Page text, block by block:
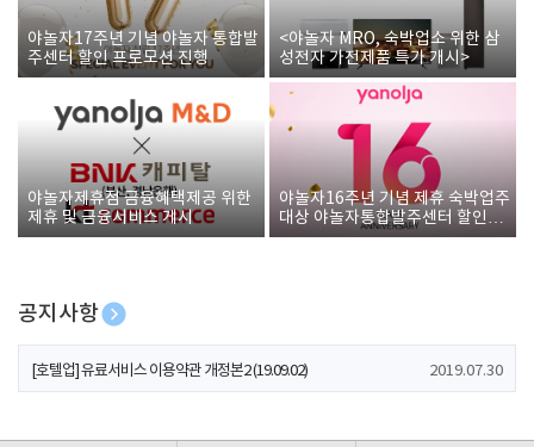
야놀자17주년 기념 야놀자 통합발
주센터 할인 프로모션 진행
<야놀자 MRO, 숙박업소 위한 삼
성전자 가전제품 특가 개시>
야놀자제휴점 금융혜택제공 위한
제휴 및 금융서비스 게시
야놀자16주년 기념 제휴 숙박업주
대상 야놀자통합발주센터 할인쿠
폰 증정
공지사항
[호텔업] 개인정보 처리방침 개정본1 (19.09.02)
[호텔업] 유료서비스 이용약관 개정본2 (19.09.02) 2019.07.30